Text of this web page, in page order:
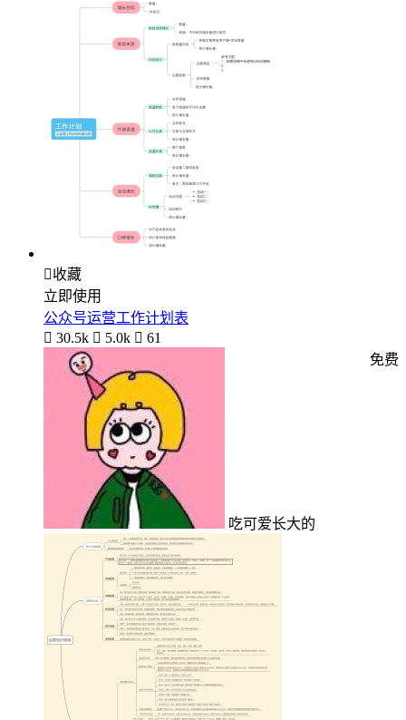
收藏
立即使用
公众号运营工作计划表
 30.5k  5.0k  61
吃可爱长大的
免费